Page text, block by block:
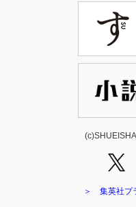
＞ 集英社プ